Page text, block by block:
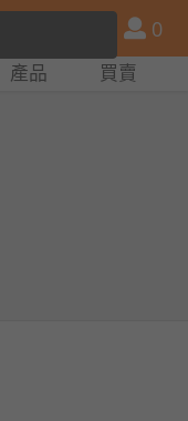
尋
產
品
比
會
員
0
產品 買賣